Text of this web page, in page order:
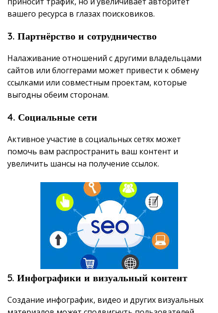
вашего ресурса в глазах поисковиков.
3. Партнёрство и сотрудничество
Налаживание отношений с другими владельцами
сайтов или блоггерами может привести к обмену
ссылками или совместным проектам, которые
выгодны обеим сторонам.
4. Социальные сети
Активное участие в социальных сетях может
помочь вам распространить ваш контент и
увеличить шансы на получение ссылок.
5. Инфографики и визуальный контент
Создание инфографик, видео и других визуальных